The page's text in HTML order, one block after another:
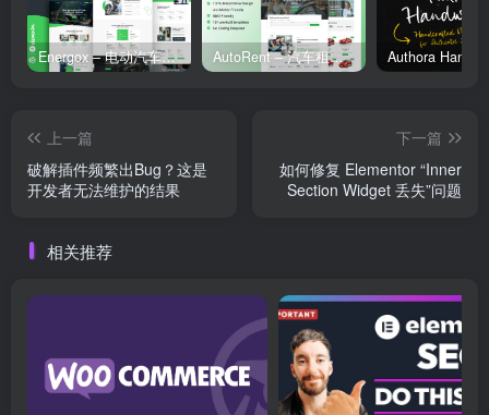
Energox – 电动汽车充电站 Elementor 模板套件 AutoRent – 汽车租赁服务 Elementor 模板套件
上一篇
破解插件频繁出Bug？这是
开发者无法维护的结果
下一篇
如何修复 Elementor “Inner
Section Widget 丢失”问题
相关推荐